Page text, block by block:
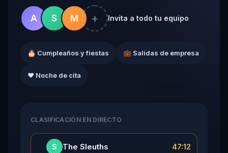
A S M + Invita a todo tu equipo
🎂 Cumpleaños y fiestas 💼 Salidas de empresa
❤️ Noche de cita
CLASIFICACIÓN EN DIRECTO
S The Sleuths 47:12